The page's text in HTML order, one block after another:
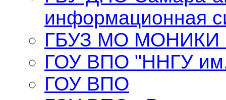
информационная
ГБУЗ МО МОНИКИ
ГОУ ВПО "ННГУ им.
ГОУ ВПО